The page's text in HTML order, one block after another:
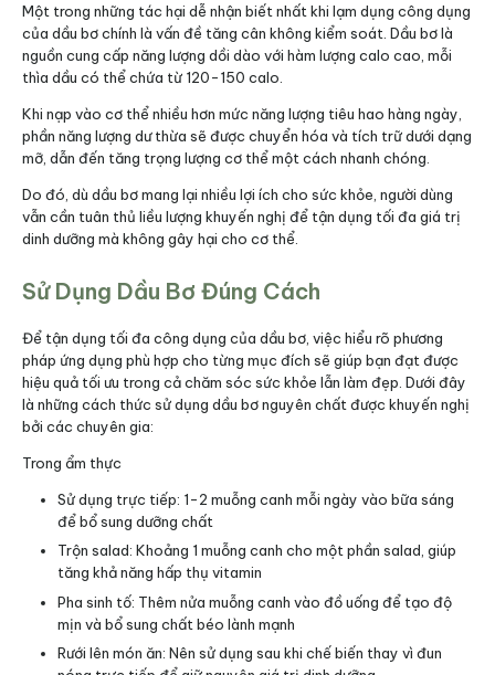
Một trong những tác hại dễ nhận biết nhất khi lạm dụng công dụng
của dầu bơ chính là vấn đề tăng cân không kiểm soát. Dầu bơ là
nguồn cung cấp năng lượng dồi dào với hàm lượng calo cao, mỗi
thìa dầu có thể chứa từ 120-150 calo.
Khi nạp vào cơ thể nhiều hơn mức năng lượng tiêu hao hàng ngày,
phần năng lượng dư thừa sẽ được chuyển hóa và tích trữ dưới dạng
mỡ, dẫn đến tăng trọng lượng cơ thể một cách nhanh chóng.
Do đó, dù dầu bơ mang lại nhiều lợi ích cho sức khỏe, người dùng
vẫn cần tuân thủ liều lượng khuyến nghị để tận dụng tối đa giá trị
dinh dưỡng mà không gây hại cho cơ thể.
Sử Dụng Dầu Bơ Đúng Cách
Để tận dụng tối đa công dụng của dầu bơ, việc hiểu rõ phương
pháp ứng dụng phù hợp cho từng mục đích sẽ giúp bạn đạt được
hiệu quả tối ưu trong cả chăm sóc sức khỏe lẫn làm đẹp. Dưới đây
là những cách thức sử dụng dầu bơ nguyên chất được khuyến nghị
bởi các chuyên gia:
Trong ẩm thực
Sử dụng trực tiếp: 1-2 muỗng canh mỗi ngày vào bữa sáng
để bổ sung dưỡng chất
Trộn salad: Khoảng 1 muỗng canh cho một phần salad, giúp
tăng khả năng hấp thụ vitamin
Pha sinh tố: Thêm nửa muỗng canh vào đồ uống để tạo độ
mịn và bổ sung chất béo lành mạnh
Rưới lên món ăn: Nên sử dụng sau khi chế biến thay vì đun